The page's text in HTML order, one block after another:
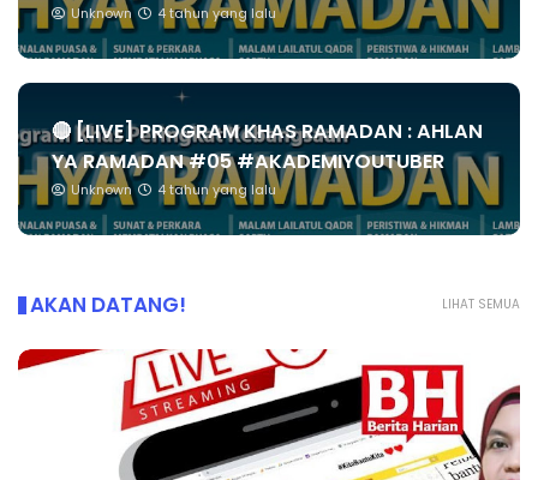
Unknown 4 tahun yang lalu
🔴 [LIVE] PROGRAM KHAS RAMADAN : AHLAN
YA RAMADAN #05 #AKADEMIYOUTUBER
Unknown 4 tahun yang lalu
LIHAT SEMUA
AKAN DATANG!